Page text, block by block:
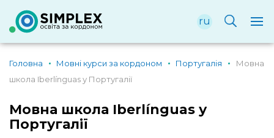
ru
Головна Мовні курси за кордоном Португалія
Мовна
школа Iberlínguas у Португалії
Мовна школа Iberlínguas у
Португалії